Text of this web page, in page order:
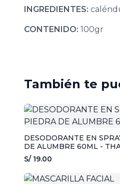
INGREDIENTES:
CONTENIDO: 100gr
También te
DESODORANTE EN
DE ALUMBRE 60ML -
S/ 19.00